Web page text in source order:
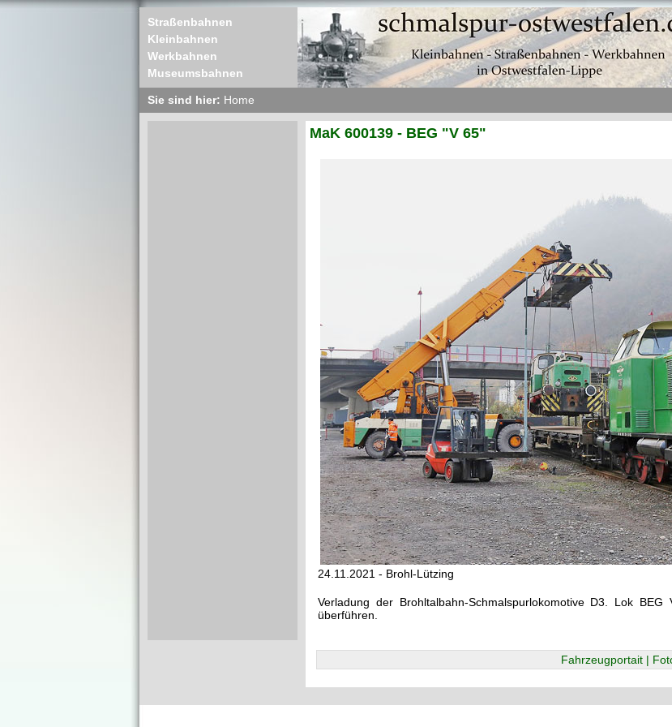
Straßenbahnen
Kleinbahnen
Werkbahnen
Museumsbahnen
Sie sind hier: Home
MaK 600139 - BEG "V 65"
24.11.2021 - Brohl-Lützing
Verladung der Brohltalbahn-Schmalspurlokomotive D3. Lok
überführen.
Fahrzeugportait |